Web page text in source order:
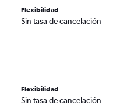
Flexibilidad
Sin tasa de cancelación
Flexibilidad
Sin tasa de cancelación